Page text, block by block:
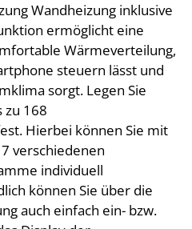
Wandheizung inklusive
ermöglicht eine
Wärmeverteilung,
steuern lässt und
sorgt. Legen Sie
zu 168
Hierbei können Sie mit
verschiedenen
individuell
können Sie über die
auch einfach ein- bzw.